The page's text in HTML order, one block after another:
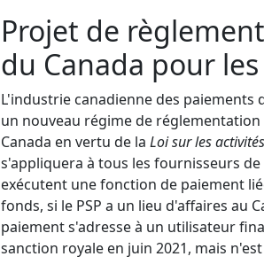
Projet de
du Canada pour les
L'industrie canadienne des paiements
un nouveau régime de
Canada en vertu de la Loi sur les
s'appliquera à tous les fournisseurs de
exécutent une fonction de paiement
fonds, si le PSP a un lieu d'affaires au
paiement s'adresse à un utilisateur
sanction royale en juin 2021, mais